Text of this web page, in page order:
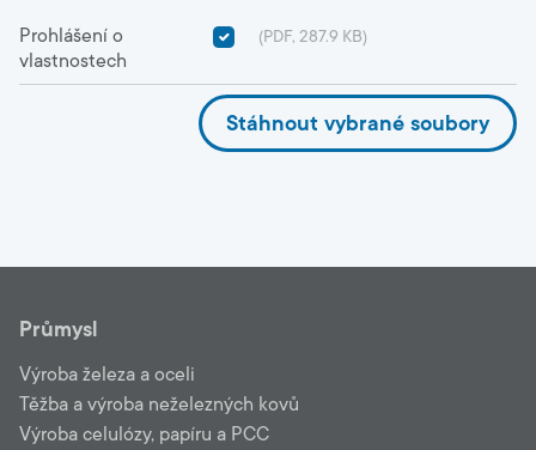
Prohlášení o
vlastnostech
(PDF, 287.9 KB)
Stáhnout vybrané soubory
Průmysl
Výroba železa a oceli
Těžba a výroba neželezných kovů
Výroba celulózy, papíru a PCC